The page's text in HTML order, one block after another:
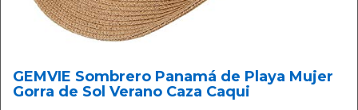
GEMVIE Sombrero Panamá de Playa Mujer
Gorra de Sol Verano Caza Caqui